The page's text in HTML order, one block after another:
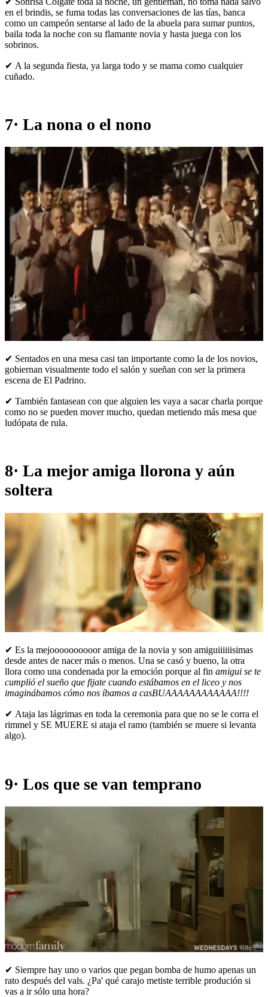
en el brindis, se fuma todas las conversaciones de las tías, banca
como un campeón sentarse al lado de la abuela para sumar puntos,
baila toda la noche con su flamante novia y hasta juega con los
sobrinos.
✔ A la segunda fiesta, ya larga todo y se mama como cualquier
cuñado.
7· La nona o el nono
✔ Sentados en una mesa casi tan importante como la de los novios,
gobiernan visualmente todo el salón y sueñan con ser la primera
escena de El Padrino.
✔ También fantasean con que alguien les vaya a sacar charla porque
como no se pueden mover mucho, quedan metiendo más mesa que
ludópata de rula.
8· La mejor amiga llorona y aún
soltera
✔ Es la mejoooooooooor amiga de la novia y son amiguiiiiiisimas
desde antes de nacer más o menos. Una se casó y bueno, la otra
llora como una condenada por la emoción porque al fin amigui se te
cumplió el sueño que fijate cuando estábamos en el liceo y nos
imaginábamos cómo nos íbamos a casBUAAAAAAAAAAAA!!!!
✔ Ataja las lágrimas en toda la ceremonia para que no se le corra el
rimmel y SE MUERE si ataja el ramo (también se muere si levanta
algo).
9· Los que se van temprano
✔ Siempre hay uno o varios que pegan bomba de humo apenas un
rato después del vals. ¿Pa' qué carajo metiste terrible produción si
vas a ir sólo una hora?